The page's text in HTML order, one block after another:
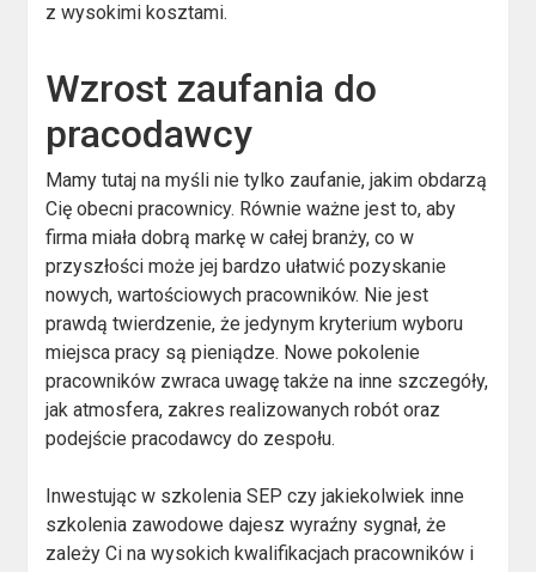
z wysokimi kosztami.
Wzrost zaufania do
pracodawcy
Mamy tutaj na myśli nie tylko zaufanie, jakim obdarzą
Cię obecni pracownicy. Równie ważne jest to, aby
firma miała dobrą markę w całej branży, co w
przyszłości może jej bardzo ułatwić pozyskanie
nowych, wartościowych pracowników. Nie jest
prawdą twierdzenie, że jedynym kryterium wyboru
miejsca pracy są pieniądze. Nowe pokolenie
pracowników zwraca uwagę także na inne szczegóły,
jak atmosfera, zakres realizowanych robót oraz
podejście pracodawcy do zespołu.
Inwestując w szkolenia SEP czy jakiekolwiek inne
szkolenia zawodowe dajesz wyraźny sygnał, że
zależy Ci na wysokich kwalifikacjach pracowników i